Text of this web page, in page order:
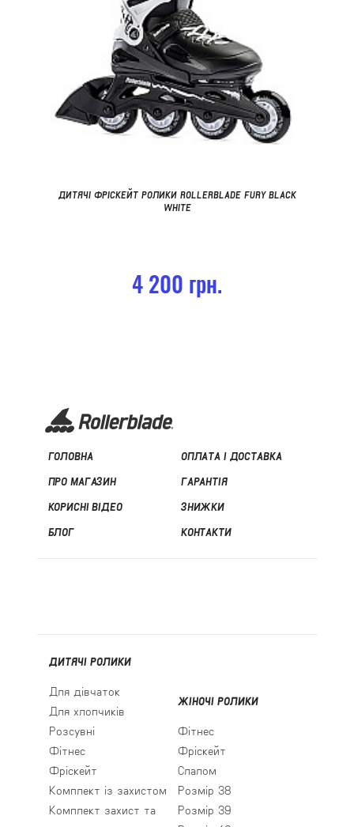
ДИТЯЧІ ФРІСКЕЙТ РОЛИКИ ROLLERBLADE FURY BLACK
WHITE
4 200 грн.
ГОЛОВНА
ПРО МАГАЗИН
КОРИСНІ ВІДЕО
БЛОГ
ОПЛАТА І ДОСТАВКА
ГАРАНТІЯ
ЗНИЖКИ
КОНТАКТИ
ДИТЯЧІ РОЛИКИ
Для дівчаток
Для хлопчиків
Розсувні
Фітнес
Фріскейт
Комплект із захистом
Комплект захист та
ЖІНОЧІ РОЛИКИ
Фітнес
Фріскейт
Слалом
Розмір 38
Розмір 39